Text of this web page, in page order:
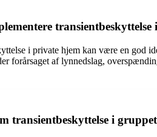
transientbeskyttelse
i private hjem kan være en god
forårsaget af lynnedslag,
transientbeskyttelse i